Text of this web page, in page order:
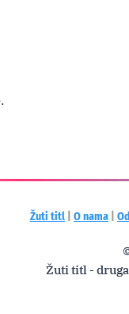
Žuti titl O nama
Žuti titl -